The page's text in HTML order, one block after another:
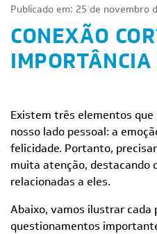
Publicado em: 25 de novembro
CONEXÃO
Existem três elementos
nosso lado pessoal: a
felicidade. Portanto,
muita atenção, destacando
relacionadas a eles.
Abaixo, vamos ilustrar cada
questionamentos